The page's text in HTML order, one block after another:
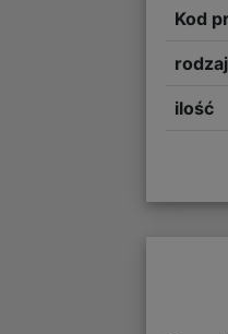
Kod
rodzaj
ilość